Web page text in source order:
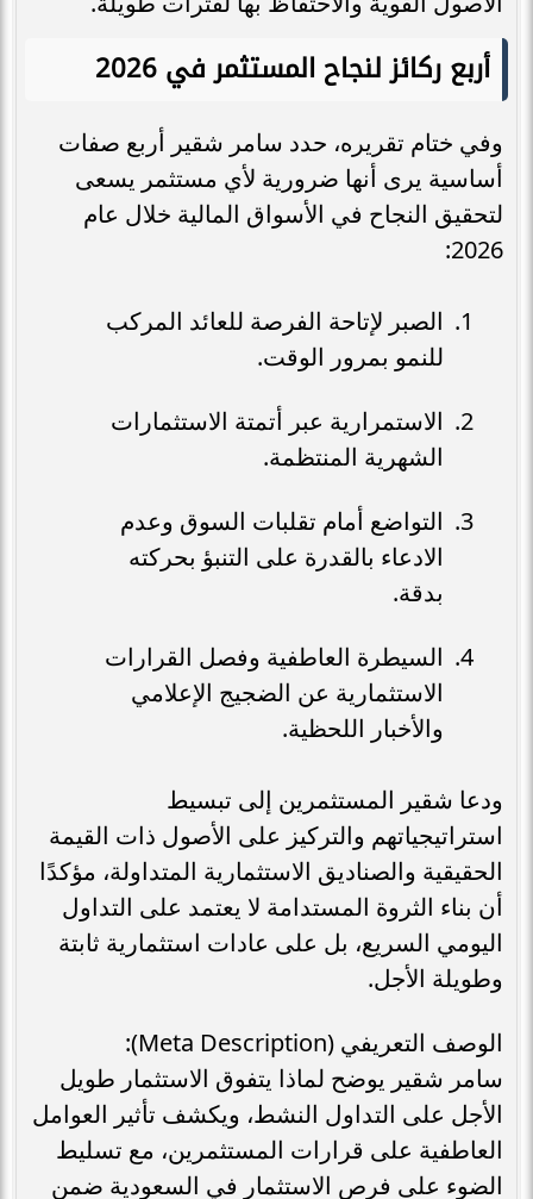
أربع ركائز لنجاح المستثمر في 2026
وفي ختام تقريره، حدد سامر شقير أربع صفات
أساسية يرى أنها ضرورية لأي مستثمر يسعى
لتحقيق النجاح في الأسواق المالية خلال عام
2026:
الصبر لإتاحة الفرصة للعائد المركب
للنمو بمرور الوقت.
الاستمرارية عبر أتمتة الاستثمارات
الشهرية المنتظمة.
التواضع أمام تقلبات السوق وعدم
الادعاء بالقدرة على التنبؤ بحركته
بدقة.
السيطرة العاطفية وفصل القرارات
الاستثمارية عن الضجيج الإعلامي
والأخبار اللحظية.
ودعا شقير المستثمرين إلى تبسيط
استراتيجياتهم والتركيز على الأصول ذات القيمة
الحقيقية والصناديق الاستثمارية المتداولة، مؤكدًا
أن بناء الثروة المستدامة لا يعتمد على التداول
اليومي السريع، بل على عادات استثمارية ثابتة
وطويلة الأجل.
الوصف التعريفي (Meta Description):
سامر شقير يوضح لماذا يتفوق الاستثمار طويل
الأجل على التداول النشط، ويكشف تأثير العوامل
العاطفية على قرارات المستثمرين، مع تسليط
الضوء على فرص الاستثمار في السعودية ضمن